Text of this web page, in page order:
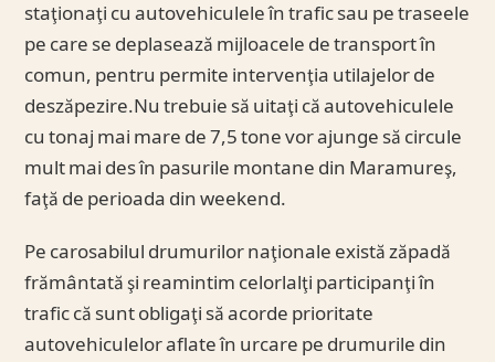
staţionaţi cu autovehiculele în trafic sau pe traseele
pe care se deplasează mijloacele de transport în
comun, pentru permite intervenţia utilajelor de
deszăpezire.Nu trebuie să uitaţi că autovehiculele
cu tonaj mai mare de 7,5 tone vor ajunge să circule
mult mai des în pasurile montane din Maramureş,
faţă de perioada din weekend.
Pe carosabilul drumurilor naţionale există zăpadă
frământată şi reamintim celorlalţi participanţi în
trafic că sunt obligaţi să acorde prioritate
autovehiculelor aflate în urcare pe drumurile din